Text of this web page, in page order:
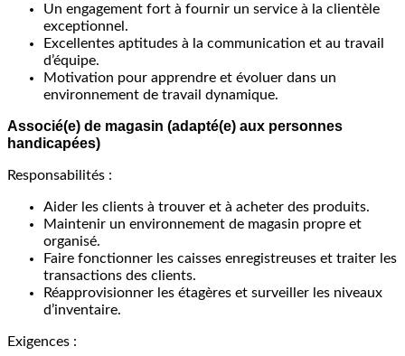
Un engagement fort à fournir un service à la clientèle
exceptionnel.
Excellentes aptitudes à la communication et au travail
d’équipe.
Motivation pour apprendre et évoluer dans un
environnement de travail dynamique.
Associé(e) de magasin (adapté(e) aux personnes
handicapées)
Responsabilités :
Aider les clients à trouver et à acheter des produits.
Maintenir un environnement de magasin propre et
organisé.
Faire fonctionner les caisses enregistreuses et traiter les
transactions des clients.
Réapprovisionner les étagères et surveiller les niveaux
d’inventaire.
Exigences :